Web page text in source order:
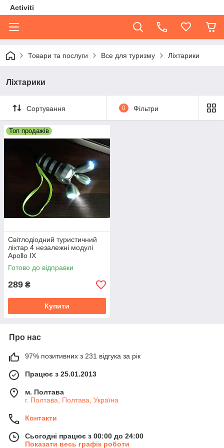
Activiti
Товари та послуги Все для туризму Ліхтарики
Ліхтарики
Сортування 0 Фільтри
Топ продажів
Світлодіодний туристичний
ліхтар 4 незалежні модулі
Apollo IX
Готово до відправки
289 ₴
Купити
Про нас
97% позитивних з 231 відгука за рік
Працює з 25.01.2013
м. Полтава
г. Полтава, Полтава, Україна
Контакти
Сьогодні працює з 00:00 до 24:00
Показати весь графік роботи